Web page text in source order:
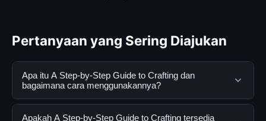
Pertanyaan yang Sering Diajukan
Apa itu A Step-by-Step Guide to Crafting dan
bagaimana cara menggunakannya?
A Step-by-Step Guide to Crafting adalah layanan digital
Apakah A Step-by-Step Guide to Crafting tersedia